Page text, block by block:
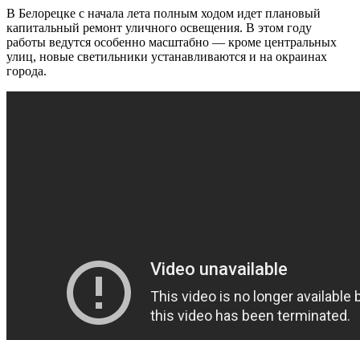
В Белорецке с начала лета полным ходом идет плановый
капитальный ремонт уличного освещения. В этом году
работы ведутся особенно масштабно — кроме центральных
улиц, новые светильники устанавливаются и на окраинах
города.